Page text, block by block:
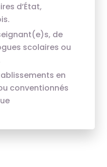
d’État,
de
scolaires ou
en
conventionnés